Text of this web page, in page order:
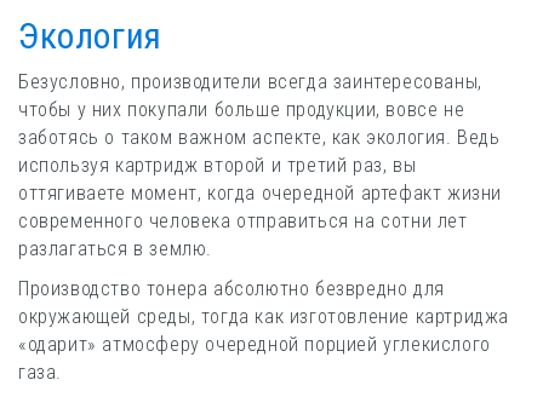
Экология
Безусловно, производители всегда заинтересованы,
чтобы у них покупали больше продукции, вовсе не
заботясь о таком важном аспекте, как экология. Ведь
используя картридж второй и третий раз, вы
оттягиваете момент, когда очередной артефакт жизни
современного человека отправиться на сотни лет
разлагаться в землю.
Производство тонера абсолютно безвредно для
окружающей среды, тогда как изготовление картриджа
«одарит» атмосферу очередной порцией углекислого
газа.